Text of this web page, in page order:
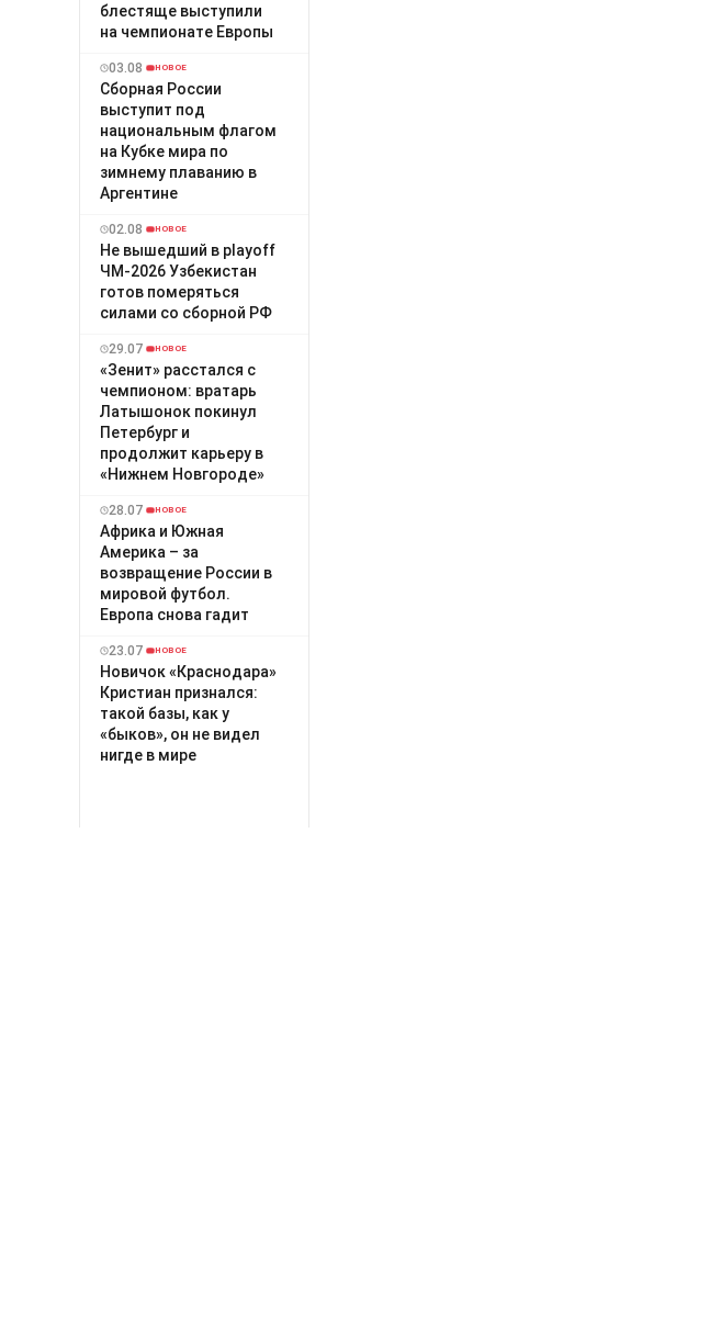
блестяще выступили
на чемпионате Европы
03.08 НОВОЕ
Сборная России
выступит под
национальным флагом
на Кубке мира по
зимнему плаванию в
Аргентине
02.08 НОВОЕ
Не вышедший в playoff
ЧМ-2026 Узбекистан
готов померяться
силами со сборной РФ
29.07 НОВОЕ
«Зенит» расстался с
чемпионом: вратарь
Латышонок покинул
Петербург и
продолжит карьеру в
«Нижнем Новгороде»
28.07 НОВОЕ
Африка и Южная
Америка – за
возвращение России в
мировой футбол.
Европа снова гадит
23.07 НОВОЕ
Новичок «Краснодара»
Кристиан признался:
такой базы, как у
«быков», он не видел
нигде в мире